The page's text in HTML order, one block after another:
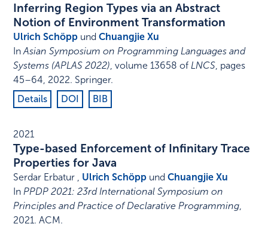
Inferring Region Types via an Abstract
Notion of Environment Transformation
Ulrich Schöpp undChuangjie Xu
InAsian Symposium on Programming Languages and
Systems (APLAS 2022) ,volume 13658 of LNCS pages
45–64 2022. Springer.
Details
DOI BIB
2021
Type-based Enforcement of Infinitary Trace
Properties for Java
Serdar Erbatur , Ulrich Schöpp undChuangjie Xu
In PPDP 2021: 23rd International Symposium on
Principles and Practice of Declarative Programming
2021.ACM.